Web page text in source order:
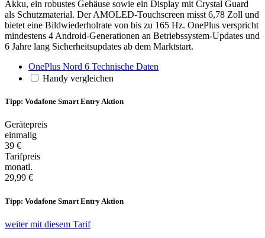
Akku, ein robustes Gehäuse sowie ein Display mit Crystal Guard
als Schutzmaterial. Der AMOLED-Touchscreen misst 6,78 Zoll und
bietet eine Bildwiederholrate von bis zu 165 Hz. OnePlus verspricht
mindestens 4 Android-Generationen an Betriebssystem-Updates und
6 Jahre lang Sicherheitsupdates ab dem Marktstart.
OnePlus Nord 6 Technische Daten
Handy vergleichen
Tipp: Vodafone Smart Entry Aktion
Gerätepreis
einmalig
39 €
Tarifpreis
monatl.
29,99 €
Tipp: Vodafone Smart Entry Aktion
weiter mit diesem Tarif